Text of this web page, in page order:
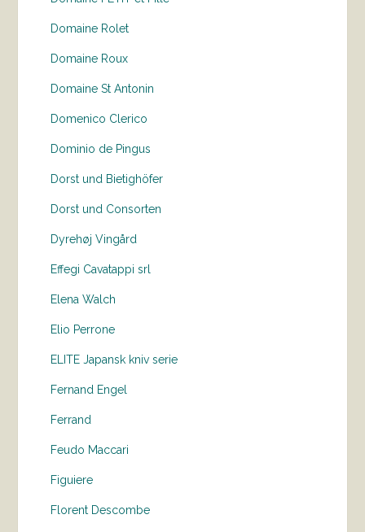
Domaine Rolet
Domaine Roux
Domaine St Antonin
Domenico Clerico
Dominio de Pingus
Dorst und Bietighöfer
Dorst und Consorten
Dyrehøj Vingård
Effegi Cavatappi srl
Elena Walch
Elio Perrone
ELITE Japansk kniv serie
Fernand Engel
Ferrand
Feudo Maccari
Figuiere
Florent Descombe